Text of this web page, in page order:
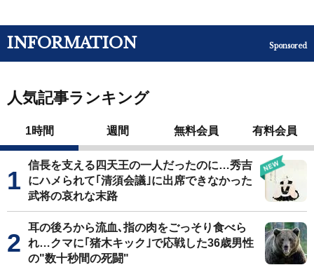
INFORMATION Sponsored
人気記事ランキング
1時間 週間 無料会員 有料会員
信長を支える四天王の一人だったのに…秀吉
にハメられて｢清須会議｣に出席できなかった
武将の哀れな末路
耳の後ろから流血､指の肉をごっそり食べら
れ…クマに｢猪木キック｣で応戦した36歳男性
の"数十秒間の死闘"